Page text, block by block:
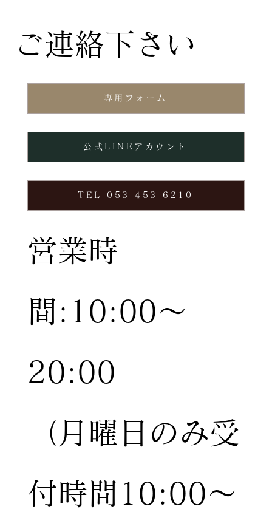
専用フォーム
TEL 053-453-6210
公式LINEアカウント
ご連絡下さい
営業時
間:10:00〜
20:00
（月曜日のみ受
付時間10:00〜